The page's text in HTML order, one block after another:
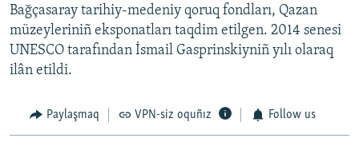
Bağçasaray tarihiy-medeniy qoruq fondları, Qazan
müzeyleriniñ eksponatları taqdim etilgen. 2014 senesi
UNESCO tarafından İsmail Gasprinskiyniñ yılı olaraq
ilân etildi.
Paylaşmaq VPN-siz oquñız Follow us